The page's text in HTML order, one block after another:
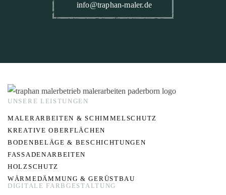
info@traphan-maler.de
UNSERE LEISTUNGEN
MALERARBEITEN & SCHIMMELSCHUTZ
KREATIVE OBERFLÄCHEN
BODENBELÄGE & BESCHICHTUNGEN
FASSADENARBEITEN
HOLZSCHUTZ
WÄRMEDÄMMUNG & GERÜSTBAU
DIGITALE FARBGESTALTUNG